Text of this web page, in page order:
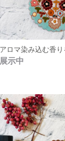
展示中